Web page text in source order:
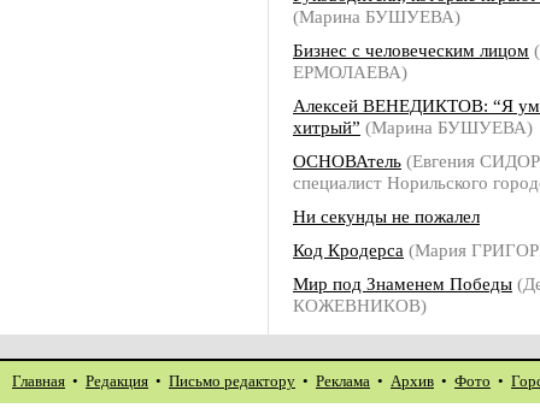
(Марина БУШУЕВА)
Бизнес с человеческим лицом
ЕРМОЛАЕВА)
Алексей ВЕНЕДИКТОВ: “Я
хитрый” (Марина БУШУЕВА)
ОСНОВАтель (Евгения
специалист Норильского
Ни секунды не пожалел
Код Кродерса (Мария
Мир под Знаменем Победы
КОЖЕВНИКОВ)
Главная • Редакция • Письмо редактору • Реклама • Архив • Фото •